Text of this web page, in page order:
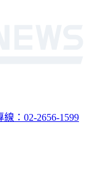
：02-2656-1599